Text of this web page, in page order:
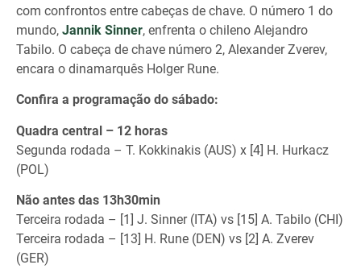
com confrontos entre cabeças de chave. O número 1 do
mundo, Jannik Sinner, enfrenta o chileno Alejandro
Tabilo. O cabeça de chave número 2, Alexander Zverev,
encara o dinamarquês Holger Rune.
Confira a programação do sábado:
Quadra central – 12 horas
Segunda rodada – T. Kokkinakis (AUS) x [4] H. Hurkacz
(POL)
Não antes das 13h30min
Terceira rodada – [1] J. Sinner (ITA) vs [15] A. Tabilo (CHI)
Terceira rodada – [13] H. Rune (DEN) vs [2] A. Zverev
(GER)